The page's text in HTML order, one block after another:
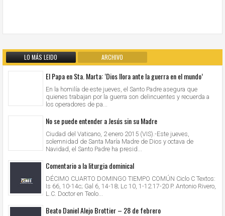
LO MÁS LEIDO ARCHIVO
El Papa en Sta. Marta: ‘Dios llora ante la guerra en el mundo’
En la homilía de este jueves, el Santo Padre asegura que
quienes trabajan por la guerra son delincuentes y recuerda a
los operadores de pa...
No se puede entender a Jesús sin su Madre
Ciudad del Vaticano, 2 enero 2015 (VIS).-Este jueves,
solemnidad de Santa María Madre de Dios y octava de
Navidad, el Santo Padre ha presid...
Comentario a la liturgia dominical
DÉCIMO CUARTO DOMINGO TIEMPO COMÚN Ciclo C Textos:
Is 66, 10-14c; Gal 6, 14-18; Lc 10, 1-12.17-20 P. Antonio Rivero,
L.C. Doctor en Teolo...
Beato Daniel Alejo Brottier – 28 de febrero